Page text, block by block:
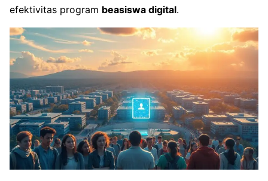
efektivitas program beasiswa digital.